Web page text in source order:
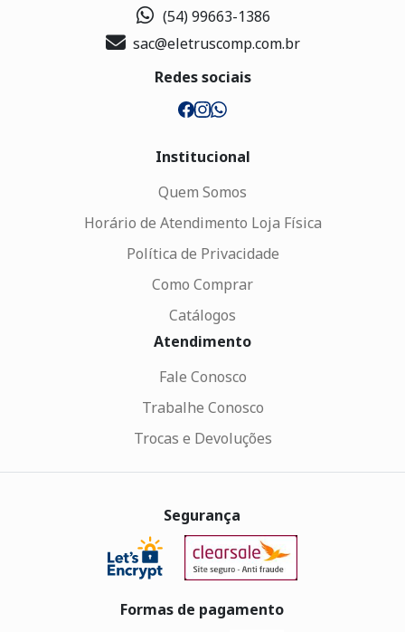
(54) 99663-1386
sac@eletruscomp.com.br
Redes sociais
Institucional
Quem Somos
Horário de Atendimento Loja Física
Política de Privacidade
Como Comprar
Catálogos
Atendimento
Fale Conosco
Trabalhe Conosco
Trocas e Devoluções
Segurança
Formas de pagamento